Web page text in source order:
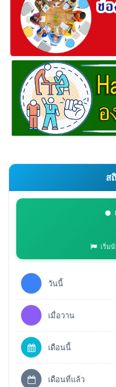
ส
เริ่ม
วันนี้
เมื่อวาน
เดือนนี้
เดือนที่แล้ว